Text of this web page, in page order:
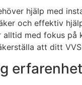
hjälp med
och effektiv
med fokus
att ditt
erfarenhet